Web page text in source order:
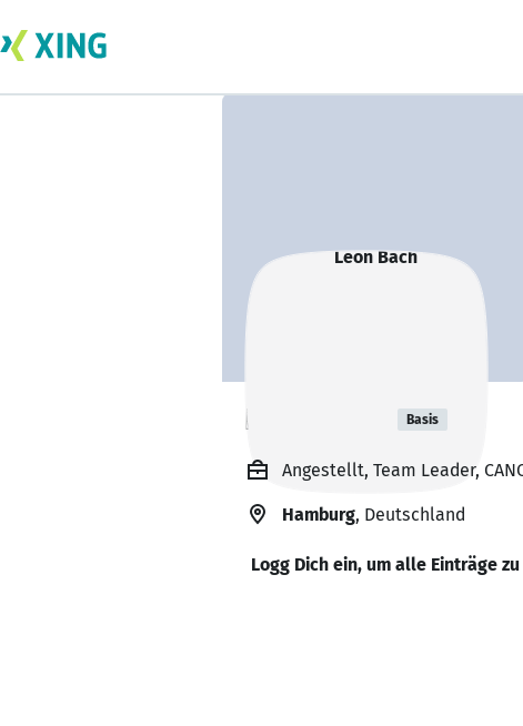
Leon Bach Basis
Angestellt, Team Leader,
Hamburg, Deutschland
Logg Dich ein, um alle Einträge